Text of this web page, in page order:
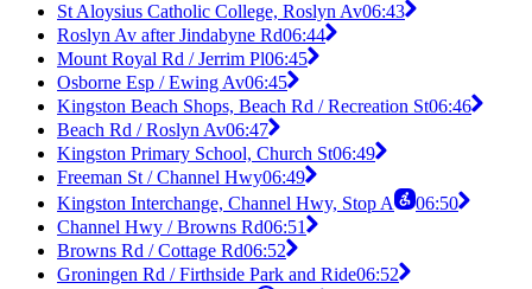
St Aloysius Catholic College, Roslyn Av06:43
Roslyn Av after Jindabyne Rd06:44
Mount Royal Rd / Jerrim Pl06:45
Osborne Esp / Ewing Av06:45
Kingston Beach Shops, Beach Rd / Recreation St06:46
Beach Rd / Roslyn Av06:47
Kingston Primary School, Church St06:49
Freeman St / Channel Hwy06:49
Kingston Interchange, Channel Hwy, Stop A
06:50
Channel Hwy / Browns Rd06:51
Browns Rd / Cottage Rd06:52
Groningen Rd / Firthside Park and Ride06:52